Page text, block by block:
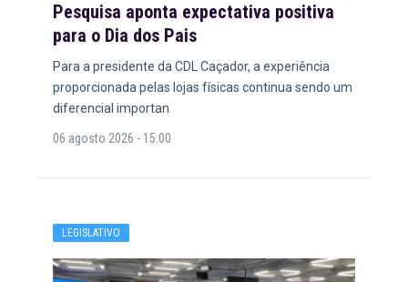
Pesquisa aponta expectativa positiva
para o Dia dos Pais
Para a presidente da CDL Caçador, a experiência
proporcionada pelas lojas físicas continua sendo um
diferencial importan
06 agosto 2026 - 15:00
LEGISLATIVO